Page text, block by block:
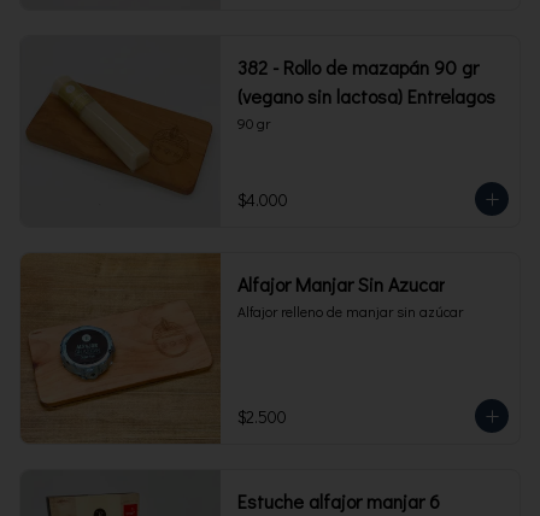
382 - Rollo de mazapán 90 gr
(vegano sin lactosa) Entrelagos
90 gr
$4.000
Alfajor Manjar Sin Azucar
Alfajor relleno de manjar sin azúcar
$2.500
Estuche alfajor manjar 6